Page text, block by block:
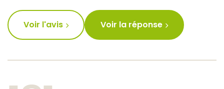
Voir l'avis Voir la réponse